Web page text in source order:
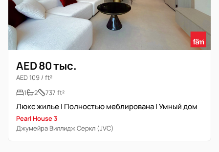
AED 80 тыс.
AED 109 / ft²
1
2 737 ft²
Люкс жилье | Полностью меблирована | Умный дом
Pearl House 3
Джумейра Виллидж Серкл (JVC)